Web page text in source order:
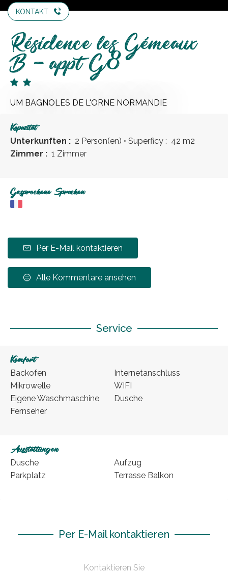
KONTAKT
Résidence les Gémeaux
B - appt G8
UM BAGNOLES DE L'ORNE NORMANDIE
Kapazität
Unterkunften : 2 Person(en) • Superficy : 42 m2
Zimmer : 1 Zimmer
Gesprochene Sprachen
Per E-Mail kontaktieren
Alle Kommentare ansehen
Service
Komfort
Backofen
Mikrowelle
Eigene Waschmaschine
Fernseher
Internetanschluss
WIFI
Dusche
Ausstattungen
Dusche
Parkplatz
Aufzug
Terrasse Balkon
Per E-Mail kontaktieren
Kontaktieren Sie